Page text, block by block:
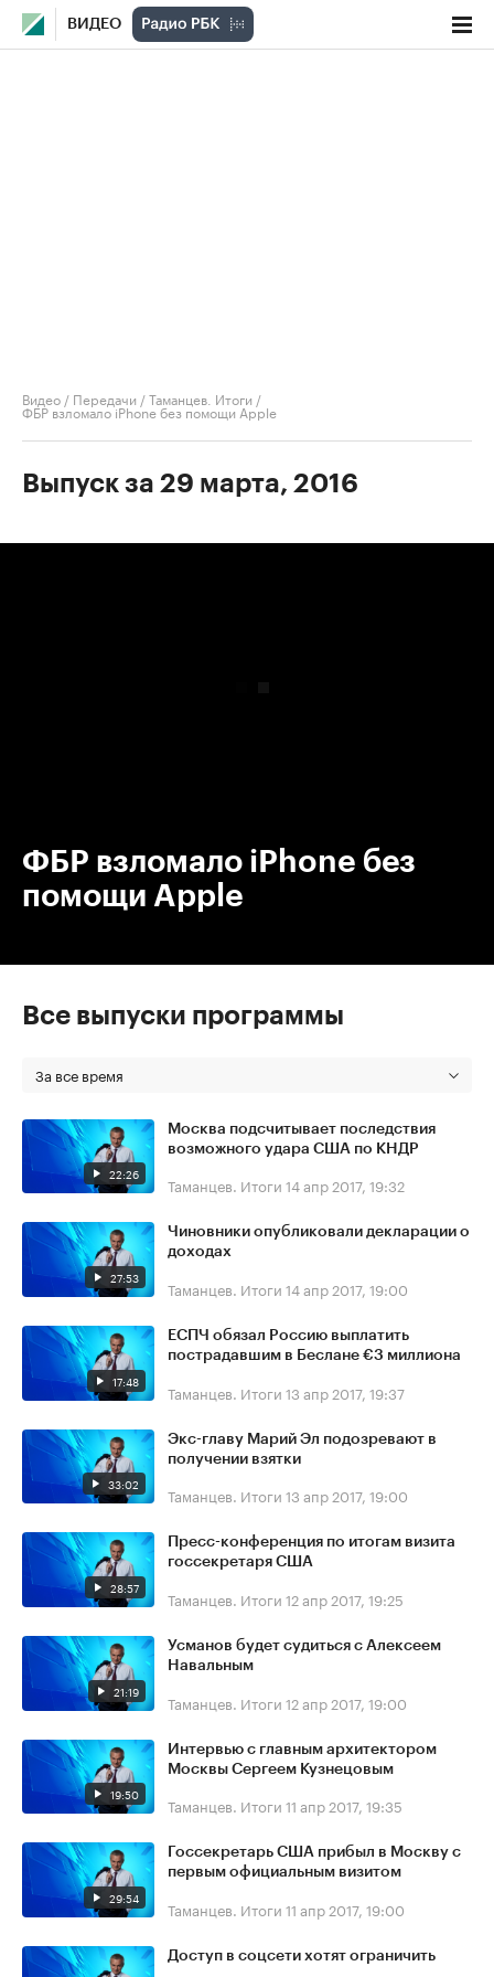
ВИДЕО
Видео / Передачи /Таманцев. Итоги /
ФБР взломало iPhone без помощи Apple
Выпуск за 29 марта, 2016
ФБР взломало iPhone без
помощи Apple
Все выпуски программы
За все время
22:26
Москва подсчитывает последствия
возможного удара США по КНДР
Таманцев. Итоги 14 апр 2017, 19:32
27:53
Чиновники опубликовали декларации о
доходах
Таманцев. Итоги 14 апр 2017, 19:00
17:48
ЕСПЧ обязал Россию выплатить
пострадавшим в Беслане €3 миллиона
Таманцев. Итоги 13 апр 2017, 19:37
33:02
Экс-главу Марий Эл подозревают в
получении взятки
Таманцев. Итоги 13 апр 2017, 19:00
28:57
Пресс-конференция по итогам визита
госсекретаря США
Таманцев. Итоги 12 апр 2017, 19:25
21:19
Усманов будет судиться с Алексеем
Навальным
Таманцев. Итоги 12 апр 2017, 19:00
19:50
Интервью с главным архитектором
Москвы Сергеем Кузнецовым
Таманцев. Итоги 11 апр 2017, 19:35
29:54
Госсекретарь США прибыл в Москву с
первым официальным визитом
Таманцев. Итоги 11 апр 2017, 19:00
Доступ в соцсети хотят ограничить